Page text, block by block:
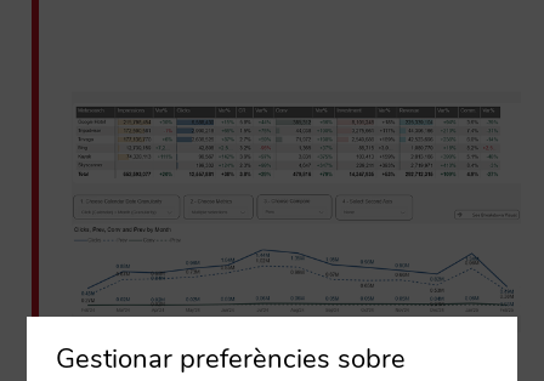
Gestionar preferències sobre